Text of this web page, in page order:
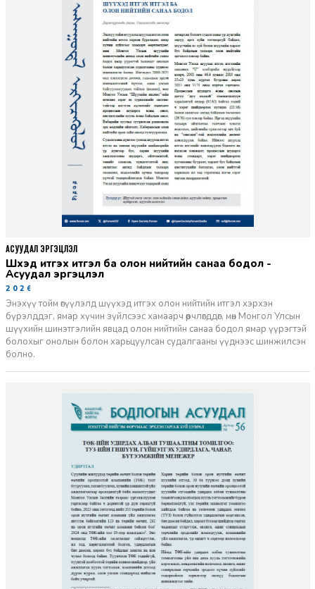
Шүүхэд итгэх итгэл ба олон нийтийн санаа бодол -
Асуудал эргэцүүлэл
2026-06-11
Энэхүү тойм өгүүлэлд шүүхэд итгэх олон нийтийн итгэл хэрхэн
бүрэлддэг, ямар хүчин зүйлсээс хамаарч өөрчлөгддөг, мөн Монгол Улсын
шүүхийн шинэтгэлийн явцад олон нийтийн санаа бодол ямар үүрэгтэй
болохыг онолын болон харьцуулсан судалгааны үүднээс шинжилсэн
болно.
АСУУДАЛ ЭРГЭЦҮҮЛЭЛ